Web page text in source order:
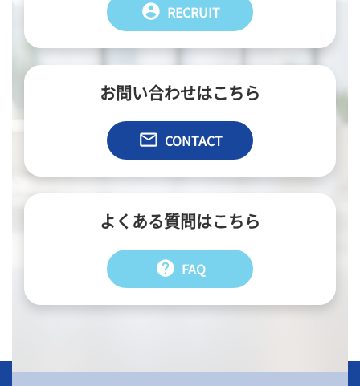
account_circle RECRUIT
お問い合わせはこちら
email CONTACT
よくある質問はこちら
help FAQ